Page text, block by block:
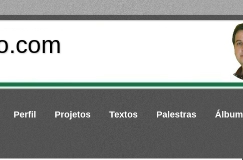
Perfil Projetos Textos Palestras Álbum